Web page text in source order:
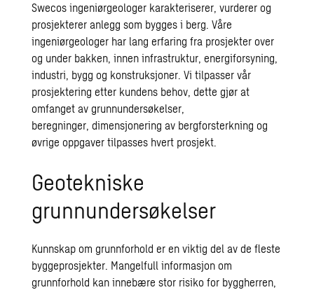
Swecos ingeniørgeologer karakteriserer,vurderer og
prosjekterer anlegg som bygges i berg.Våre
ingeniørgeologer har lang erfaring fra prosjekter over
og under bakken, innen infrastruktur, energiforsyning,
industri, bygg og konstruksjoner.Vi tilpasser vår
prosjektering etter kundens behov, dette gjør at
omfanget av grunnundersøkelser,
beregninger,dimensjonering av bergforsterkning og
øvrige oppgaver tilpasses hvert prosjekt.
Geotekniske
grunnundersøkelser
Kunnskap om grunnforhold er en viktig del av de fleste
byggeprosjekter. Mangelfull informasjon om
grunnforhold kan innebære stor risiko for byggherren,